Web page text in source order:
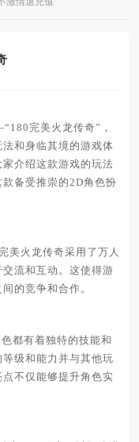
完美火龙传奇”，
和身临其境的游戏体
介绍这款游戏的玩法
备受推崇的2D角色扮
美火龙传奇采用了万人
流和互动。这使得游
的竞争和合作。
都有着独特的技能和
级和能力并与其他玩
不仅能够提升角色实